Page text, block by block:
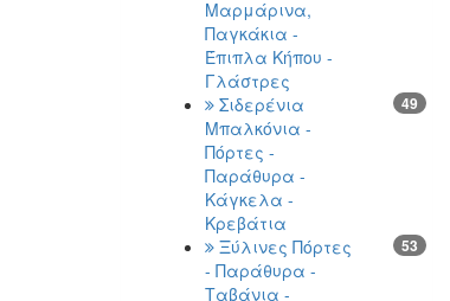
Μαρμάρινα,
Παγκάκια -
Έπιπλα Κήπου -
Γλάστρες
Σιδερένια
Μπαλκόνια -
Πόρτες -
Παράθυρα -
Κάγκελα -
Κρεβάτια
49
Ξύλινες Πόρτες
- Παράθυρα -
Ταβάνια -
53